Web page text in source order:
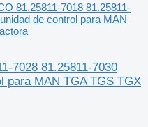
81.25811-7018 81.25811-
de control para MAN
7028 81.25811-7030
para MAN TGA TGS TGX